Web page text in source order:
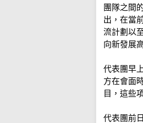
團隊之間
出，在當
流計劃以
向新發展
代表團早
方在會面
目，這些
代表團前